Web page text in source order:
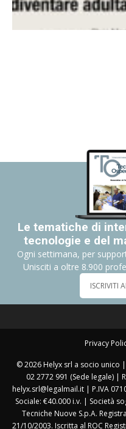
Le tematiche di
tecnologie e del
Ogni settimana, per
Unisciti a oltre 8.900
ISCRIVITI
Privacy
© 2026 Helyx srl a socio unico
02 2772 991 (Sede legale) |
helyx.srl@legalmail.it | P.IVA
Sociale: €40.000 i.v. | Società
Tecniche Nuove S.p.A.
21/10/2003. Iscritta al ROC